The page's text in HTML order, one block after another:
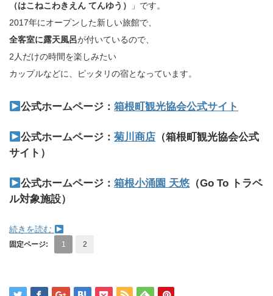
（はこねこわきえん てんゆう）
」です。
2017年にオープンした新しい旅館で、
全客室に露天風呂が付いているので、
2人だけの時間を楽しみたい
カップルなどに、ピッタリの宿となっています。
公式ホームページ：箱根町観光協会公式サイト
公式ホームページ：菊川商店 （箱根町観光協会公式
サイト）
公式ホームページ：箱根小涌園 天悠 （Go To トラベ
ル対象施設）
続きを読む
固定ページ: 1 2